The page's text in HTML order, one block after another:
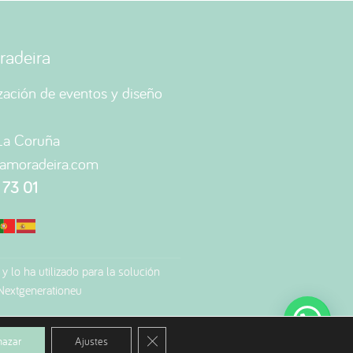
de eventos y diseño
Coruña
01
lo ha utilizado para la solución
Ajustes Cerrar el banner de cookies RGPD